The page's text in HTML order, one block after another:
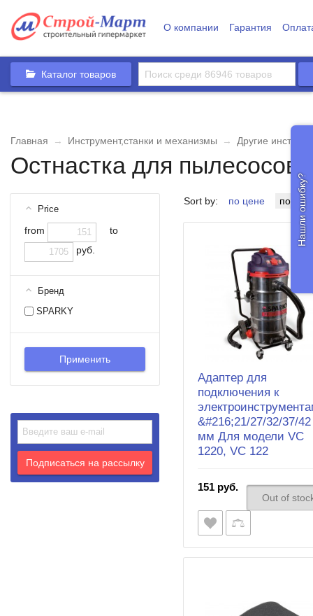
О компании Гарантия
Каталог товаров
Главная → Инструмент,станки и механизмы → Другие
Остнастка для пылесосов
Price
from
to
руб.
Бренд
SPARKY
Sort by: по цене по
Адаптер для
подключения к
&#216;21/27/32/37/42
мм Для модели VC
1220, VC 122
151 руб.
Out of
Нашли ошибку?